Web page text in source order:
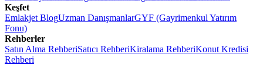
Keşfet
Emlakjet BlogUzman DanışmanlarGYF (Gayrimenkul Yatırım
Fonu)
Rehberler
Satın Alma RehberiSatıcı RehberiKiralama RehberiKonut Kredisi
Rehberi